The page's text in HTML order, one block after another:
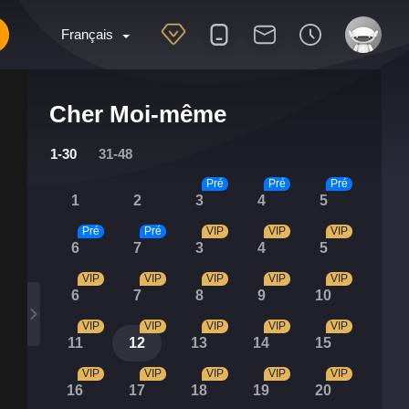
Français
Cher Moi-même
1-30 31-48
1 2 3
Pré
4
Pré
5
Pré
6
Pré
7
Pré
3
VIP
4
VIP
5
VIP
6
VIP
7
VIP
8
VIP
9
VIP
10
VIP
11
VIP
12
VIP
13
VIP
14
VIP
15
VIP
16
VIP
17
VIP
18
VIP
19
VIP
20
VIP